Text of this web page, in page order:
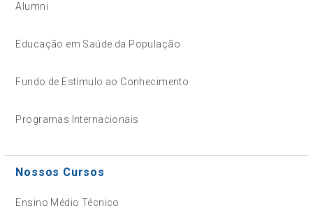
Alumni
Educação em Saúde da População
Fundo de Estímulo ao Conhecimento
Programas Internacionais
Nossos Cursos
Ensino Médio Técnico